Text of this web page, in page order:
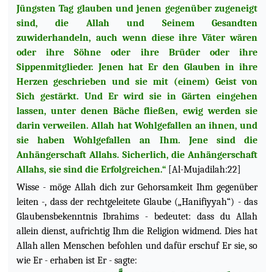
Jüngsten Tag glauben und jenen gegenüber zugeneigt
sind, die Allah und Seinem Gesandten
zuwiderhandeln, auch wenn diese ihre Väter wären
oder ihre Söhne oder ihre Brüder oder ihre
Sippenmitglieder. Jenen hat Er den Glauben in ihre
Herzen geschrieben und sie mit (einem) Geist von
Sich gestärkt. Und Er wird sie in Gärten eingehen
lassen, unter denen Bäche fließen, ewig werden sie
darin verweilen. Allah hat Wohlgefallen an ihnen, und
sie haben Wohlgefallen an Ihm. Jene sind die
Anhängerschaft Allahs. Sicherlich, die Anhängerschaft
Allahs, sie sind die Erfolgreichen.“[Al-Mujadilah:22]
Wisse - möge Allah dich zur Gehorsamkeit Ihm gegenüber
leiten -, dass der rechtgeleitete Glaube („Hanifiyyah“) - das
Glaubensbekenntnis Ibrahims - bedeutet: dass du Allah
allein dienst, aufrichtig Ihm die Religion widmend. Dies hat
Allah allen Menschen befohlen und dafür erschuf Er sie, so
wie Er - erhaben ist Er - sagte: